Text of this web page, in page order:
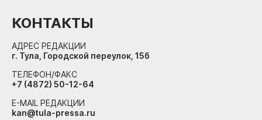
КОНТАКТЫ
АДРЕС РЕДАКЦИИ
г. Тула, Городской переулок, 15б
ТЕЛЕФОН/ФАКС
+7 (4872) 50-12-64
E-MAIL РЕДАКЦИИ
kan@tula-pressa.ru